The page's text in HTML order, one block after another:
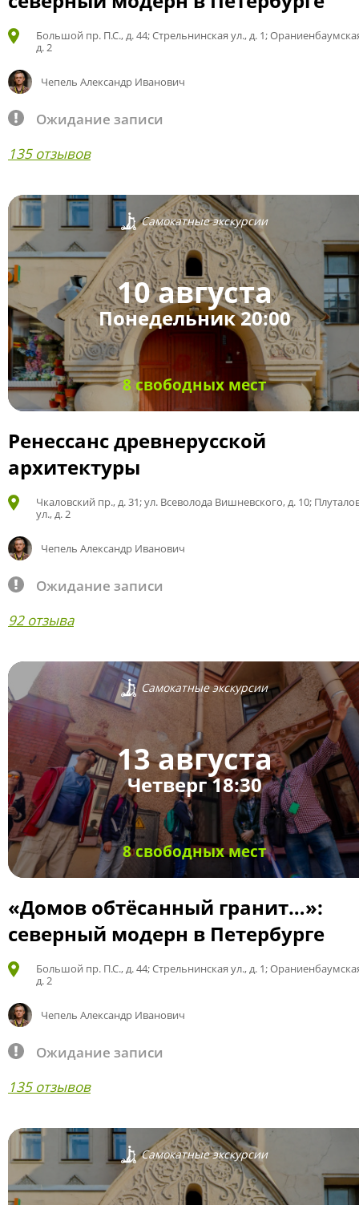
Большой пр. П.С., д. 44; Стрельнинская ул., д. 1;
д. 2
Чепель Александр Иванович
Ожидание записи
135 отзывов
Самокатные экскурсии
10 августа
Понедельник 20:00
8 свободных мест
Ренессанс древнерусской
архитектуры
Чкаловский пр., д. 31; ул. Всеволода Вишневского, д. 10;
ул., д. 2
Чепель Александр Иванович
Ожидание записи
92 отзыва
Самокатные экскурсии
13 августа
Четверг 18:30
8 свободных мест
«Домов обтёсанный гранит…»:
северный модерн в Петербурге
Большой пр. П.С., д. 44; Стрельнинская ул., д. 1;
д. 2
Чепель Александр Иванович
Ожидание записи
135 отзывов
Самокатные экскурсии